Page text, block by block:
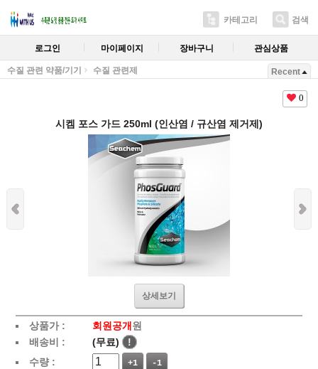
카테고리 검색
로그인 마이페이지 장바구니 관심상품
수질 관련 약품/기기 수질 관련제 Recent
0
시켐 포스 가드 250ml (인산염 / 규산염 제거제)
상세보기
상품가 : 회원공개 원
배송비 :
(무료)
!
수량 :
+1 -1